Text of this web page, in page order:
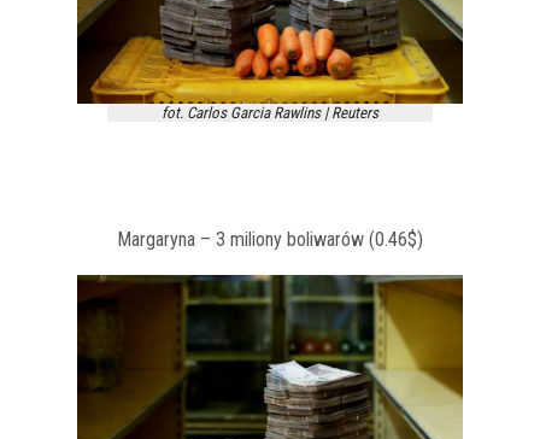
fot. Carlos Garcia Rawlins | Reuters
Margaryna – 3 miliony boliwarów (0.46$)